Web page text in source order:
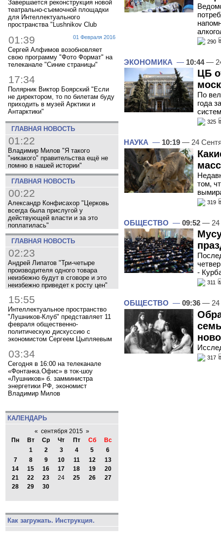
Завершается реконструкция новой
театрально-съемочной площадки
для Интеллектуального
пространства "Lushnikov Club
01 Февраля 2016
01:39
Сергей Алфимов возобновляет
свою программу "Фото Формат" на
телеканале "Синие страницы"
17:34
Полярник Виктор Боярский "Если
не директором, то по билетам буду
приходить в музей Арктики и
Антарктики"
ГЛАВНАЯ НОВОСТЬ
01:22
Владимир Милов "Я такого
"никакого" правительства ещё не
помню в нашей истории"
ГЛАВНАЯ НОВОСТЬ
00:22
Александр Конфисахор "Церковь
всегда была прислугой у
действующей власти и за это
поплатилась"
ГЛАВНАЯ НОВОСТЬ
02:23
Андрей Липатов "Три-четыре
производителя одного товара
неизбежно будут в сговоре и это
неизбежно приведет к росту цен"
15:55
Интеллектуальное пространство
"Лушников-Клуб" представляет 11
февраля общественно-
политическую дискуссию с
экономистом Сергеем Цыпляевым
03:34
Сегодня в 16:00 на телеканале
«Фонтанка.Офис» в ток-шоу
«Лушников» б. замминистра
энергетики РФ, экономист
Владимир Милов
КАЛЕНДАРЬ
« сентября 2015 »
Пн
Вт Ср Чт Пт Сб
Вс
1
2 3 4 5
6
7
8 9 10 11 12
13
14
15 16 17 18 19
20
21
22 23 24 25 26
27
28
29 30
Как загружать. Инструкция.
290
ЭКОНОМИКА — 10:44—
ЦБ
По
года
325
НАУКА — 10:19 — 24
том,
319
ОБЩЕСТВО — 09:52 — 24
-
311
ОБЩЕСТВО — 09:36 — 24
317